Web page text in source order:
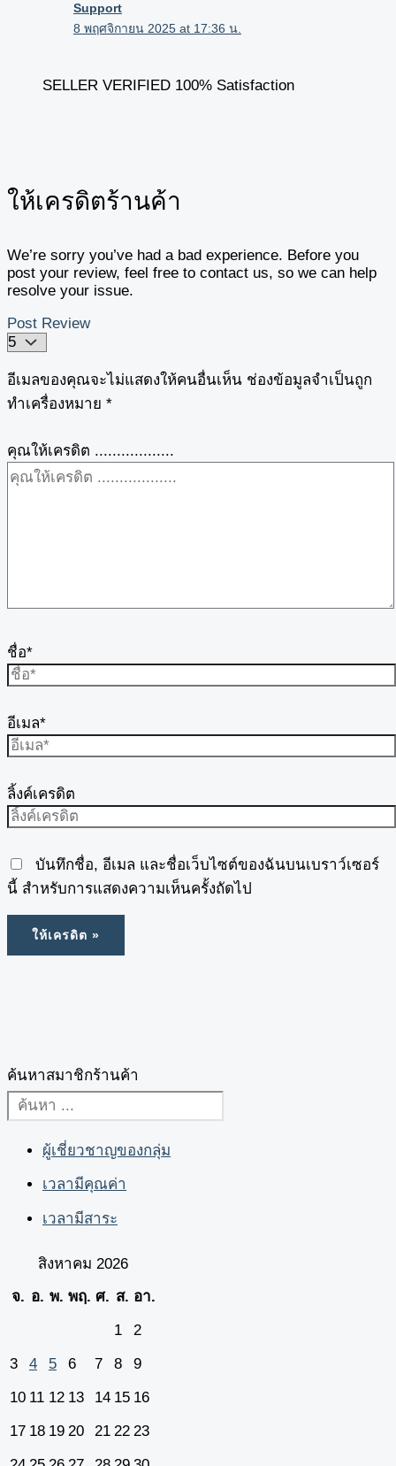
Support
8 พฤศจิกายน 2025 at 17:36 น.
SELLER VERIFIED 100% Satisfaction
ให้เครดิตร้านค้า
We’re sorry you’ve had a bad experience. Before you
post your review, feel free to contact us, so we can help
resolve your issue.
Post Review
อีเมลของคุณจะไม่แสดงให้คนอื่นเห็น ช่องข้อมูลจำเป็นถูก
ทำเครื่องหมาย *
คุณให้เครดิต ..................
ชื่อ*
อีเมล*
ลิ้งค์เครดิต
บันทึกชื่อ, อีเมล และชื่อเว็บไซต์ของฉันบนเบราว์เซอร์
นี้ สำหรับการแสดงความเห็นครั้งถัดไป
ค้นหาสมาชิกร้านค้า
ผู้เชี่ยวชาญของกลุ่ม
เวลามีคุณค่า
เวลามีสาระ
สิงหาคม 2026
จ. อ. พ. พฤ. ศ. ส. อา.
1
2
3
4 5 6 7 8
9
10 11 12 13 14 15 16
17 18 19 20 21 22 23